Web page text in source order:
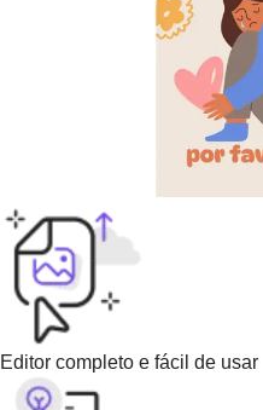
Editor completo e fácil de usar